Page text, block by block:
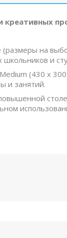
(размеры на
и
Medium (430 x
и занятий.